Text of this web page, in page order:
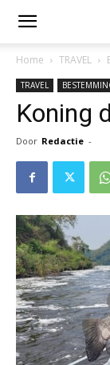
Home TRAVEL
TRAVEL
Koning
Door Redactie -